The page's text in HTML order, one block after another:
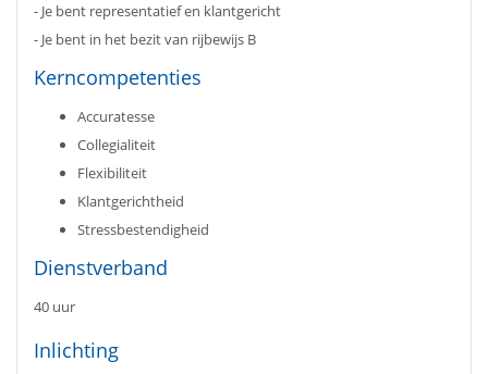
- Je bent representatief en klantgericht
- Je bent in het bezit van rijbewijs B
Kerncompetenties
Accuratesse
Collegialiteit
Flexibiliteit
Klantgerichtheid
Stressbestendigheid
Dienstverband
40 uur
Inlichting